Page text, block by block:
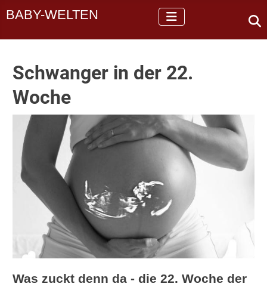
BABY-WELTEN
Schwanger in der 22.
Woche
Was zuckt denn da - die 22. Woche der